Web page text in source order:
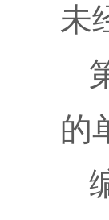
未
的